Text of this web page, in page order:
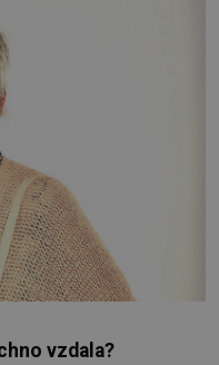
vzdala?